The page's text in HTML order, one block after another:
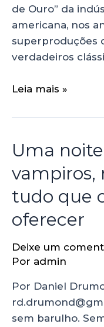
de Ouro” da
americana, nos
superproduções
verdadeiros
Leia mais »
Uma
vampiros,
tudo que
oferecer
Deixe um
Por admin
Por Daniel
sem barulho.